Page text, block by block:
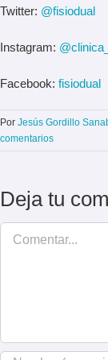
Twitter: @fisiodual
Instagram:
Facebook: fisiodual
Por Jesús Gordillo
comentarios
Deja tu
Comentar